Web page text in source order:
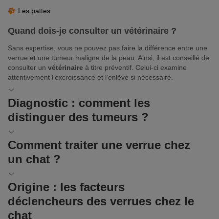
Les pattes
Quand dois-je consulter un vétérinaire ?
Sans expertise, vous ne pouvez pas faire la différence entre une
verrue et une tumeur maligne de la peau. Ainsi, il est conseillé de
consulter un vétérinaire à titre préventif. Celui-ci examine
attentivement l’excroissance et l’enlève si nécessaire.
Diagnostic : comment les
distinguer des tumeurs ?
Pour distinguer les verrues des autres maladies de la peau
vétérinaire doit examiner le tissu de plus près. Pour ce faire, il
prélève un échantillon tissulaire et l’envoie à un laboratoire
Une autre possibilité de détection consiste à utiliser des
méthodes de biologie moléculaire, telles que la réaction en
chaîne par polymérase (PCR). Un test PCR permet de constater
Comment traiter une verrue chez
un chat ?
En comparaison aux verrues canines, les verrues félines sont
plus susceptibles de dégénérer. Il n’existe pas de traitement
naturel. C’est pourquoi de nombreux vétérinaires recommandent
une exérèse précoce. Les méthodes ci-dessous permettent d’y
Origine : les facteurs
déclencheurs des verrues chez le
chat